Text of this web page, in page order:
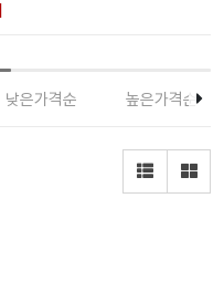
낮은가격순 높은가격순